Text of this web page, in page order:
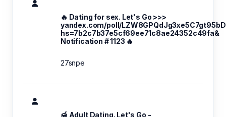
🔥 Dating for sex. Let's Go >>>
yandex.com/poll/
hs=7b2c7b37e5cf69ee71c8ae24352c49fa&
Notification # 1123 🔥
27snpe
🍯 Adult Dating. Let's Go -